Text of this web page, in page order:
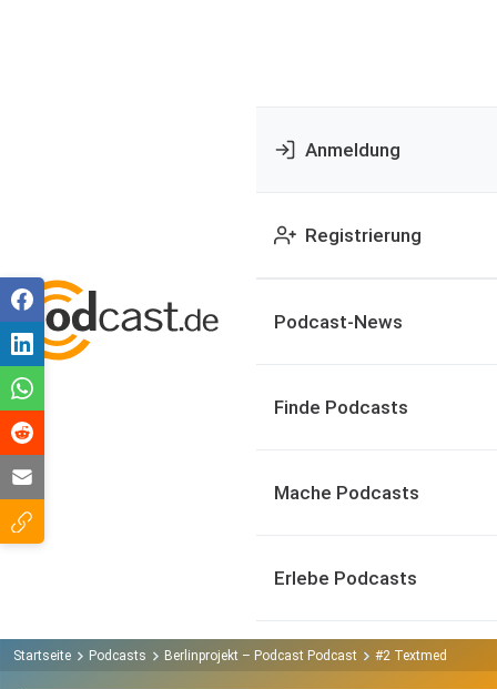
Anmeldung
Registrierung
Podcast-News
Finde Podcasts
Mache Podcasts
Erlebe Podcasts
Startseite Podcasts Berlinprojekt – Podcast Podcast #2 Textmeditation